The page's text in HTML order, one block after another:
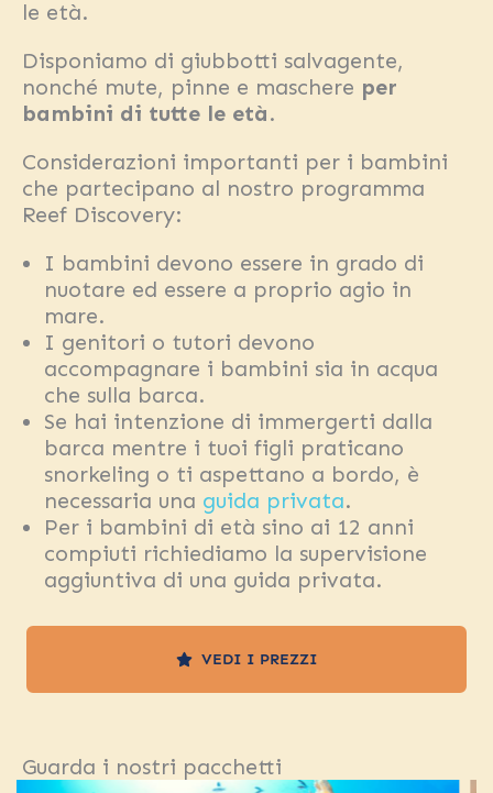
le età.
Disponiamo di giubbotti salvagente,
nonché mute, pinne e maschere per
bambini di tutte le età.
Considerazioni importanti per i bambini
che partecipano al nostro programma
Reef Discovery:
I bambini devono essere in grado di
nuotare ed essere a proprio agio in
mare.
I genitori o tutori devono
accompagnare i bambini sia in acqua
che sulla barca.
Se hai intenzione di immergerti dalla
barca mentre i tuoi figli praticano
snorkeling o ti aspettano a bordo, è
necessaria una guida privata.
Per i bambini di età sino ai 12 anni
compiuti richiediamo la supervisione
aggiuntiva di una guida privata.
VEDI I PREZZI
Guarda i nostri pacchetti